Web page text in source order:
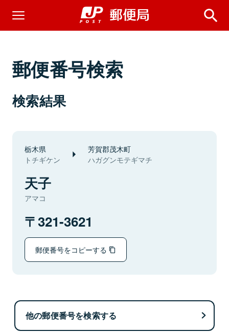
郵便番号検索
検索結果
栃木県
トチギケン
芳賀郡茂木町
ハガグンモテギマチ
天子
アマコ
321-3621
郵便番号をコピーする
他の郵便番号を検索する